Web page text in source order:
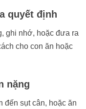
quyết định
ghi nhớ, hoặc đưa ra
cho con ăn hoặc
nặng
đến sụt cân, hoặc ăn